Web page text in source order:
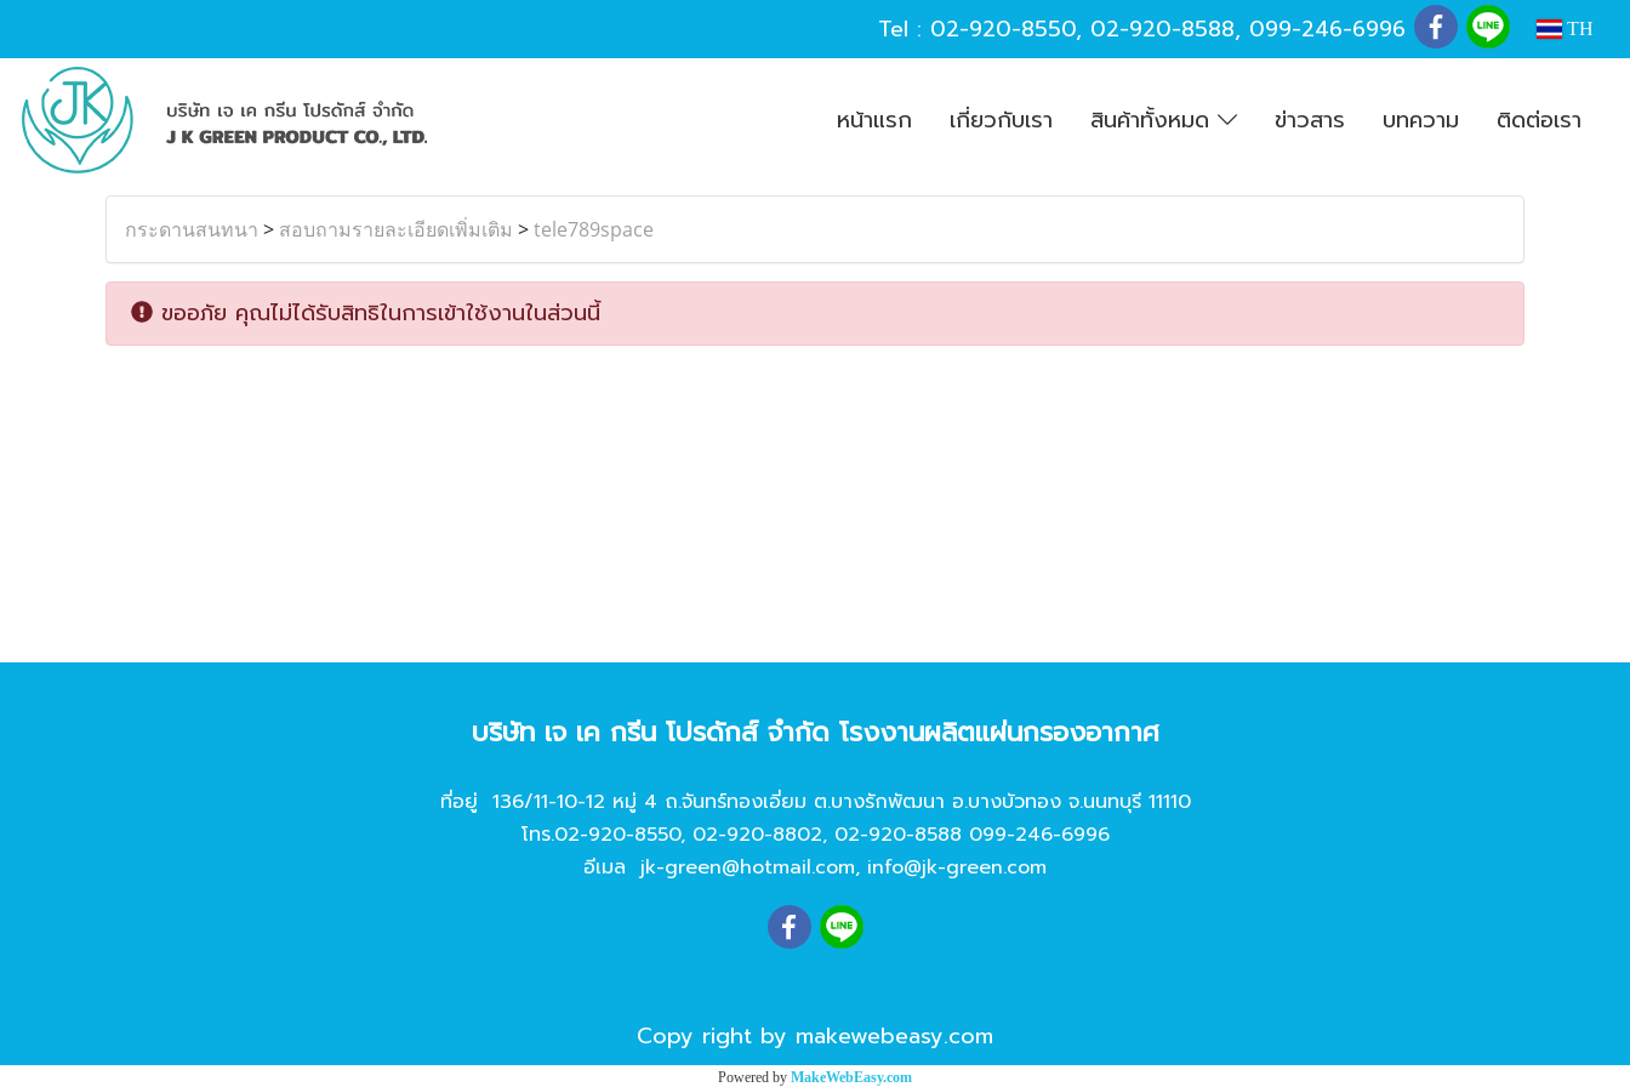
Tel : 02-920-8550, 02-920-8588, 099-246-6996 TH
หน้าแรก เกี่ยวกับเรา สินค้าทั้งหมด ข่าวสาร บทความ ติดต่อเรา
กระดานสนทนา > สอบถามรายละเอียดเพิ่มเติม >tele789space
ขออภัย คุณไม่ได้รับสิทธิในการเข้าใช้งานในส่วนนี้
บริษัท เจ เค กรีน โปรดักส์ จํากัด โรงงานผลิตแผ่นกรองอากาศ
ที่อยู่ 136/11-10-12 หมู่ 4 ถ.จันทร์ทองเอี่ยม ต.บางรักพัฒนา อ.บางบัวทอง จ.นนทบุรี 11110
โทร.02-920-8550, 02-920-8802, 02-920-8588 099-246-6996
อีเมล jk-green@hotmail.com, info@jk-green.com
Copy right by makewebeasy.com
Powered by MakeWebEasy.com